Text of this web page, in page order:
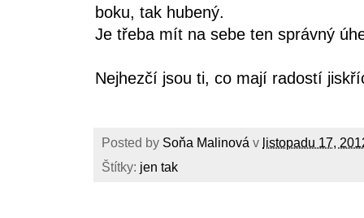
boku, tak hubený.
Je třeba mít na sebe ten správný
Nejhezčí jsou ti, co mají radostí
Posted by Soňa Malinová v listopadu 17,
Štítky: jen tak